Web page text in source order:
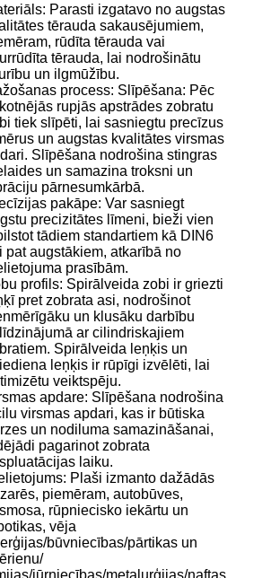
Parasti izgatavo no augstas
tērauda sakausējumiem,
rūdīta tērauda vai
tērauda, ​​lai nodrošinātu
un ilgmūžību.
process: Slīpēšana: Pēc
rupjās apstrādes zobratu
tiek slīpēti, lai sasniegtu precīzus
un augstas kvalitātes virsmas
Slīpēšana nodrošina stingras
un samazina troksni un
pārnesumkārbā.
pakāpe: Var sasniegt
precizitātes līmeni, bieži vien
tādiem standartiem kā DIN6
pat augstākiem, atkarībā no
prasībām.
profils: Spirālveida zobi ir griezti
pret zobrata asi, nodrošinot
un klusāku darbību
ar cilindriskajiem
Spirālveida leņķis un
leņķis ir rūpīgi izvēlēti, lai
veiktspēju.
apdare: Slīpēšana nodrošina
virsmas apdari, kas ir būtiska
un nodiluma samazināšanai,
pagarinot zobrata
laiku.
Plaši izmanto dažādās
piemēram, autobūves,
rūpniecisko iekārtu un
vēja
būvniecības/pārtikas un
jūrniecības/metalurģijas/naftas